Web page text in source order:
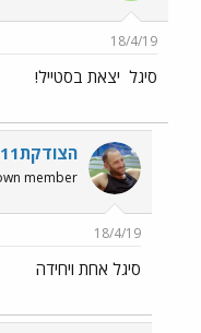
18/4/19
סיגל יצאת בסטייל!
הצודקת11
member
18/4/19
סיגל אחת ויחידה